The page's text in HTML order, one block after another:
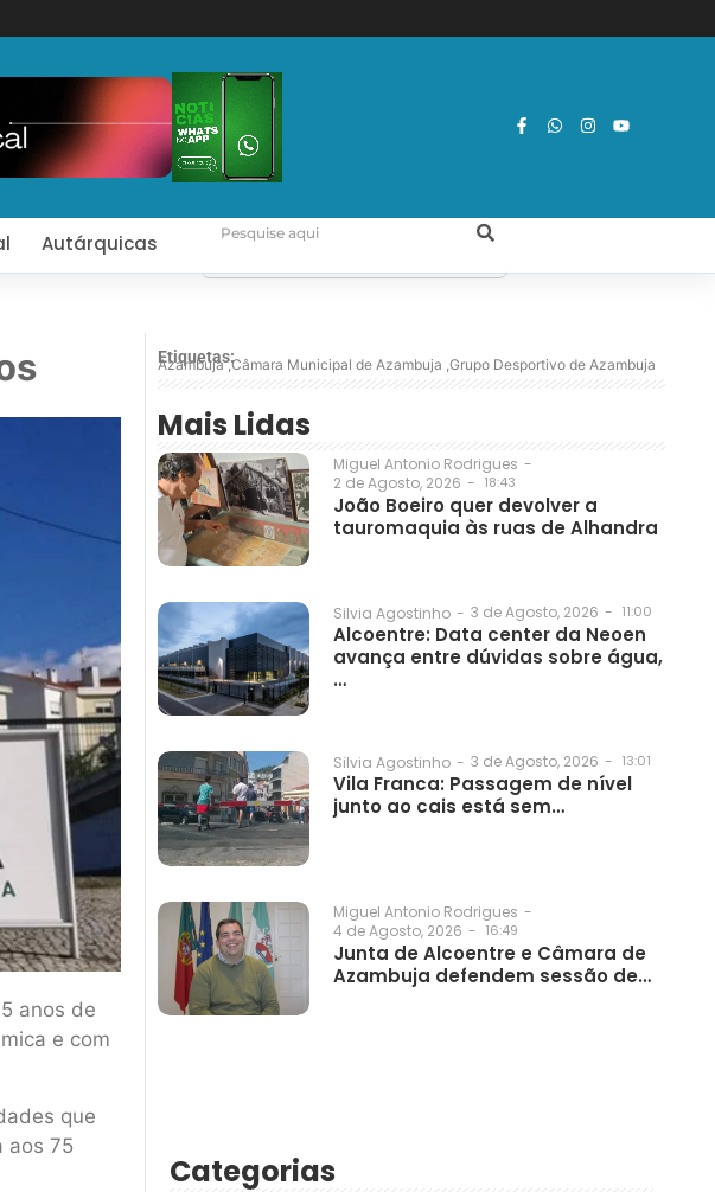
Autárquicas
anos de
e com
que
aos 75
Etiquetas:
Azambuja,Câmara Municipal de Azambuja ,Grupo Desportivo de Azambuja
Mais Lidas
Miguel Antonio Rodrigues -
2 de Agosto, 2026 - 18:43
João Boeiro quer devolver a
tauromaquia às ruas de Alhandra
Silvia Agostinho - 3 de Agosto, 2026 - 11:00
Alcoentre: Data center da Neoen
avança entre dúvidas sobre água,
…
Silvia Agostinho - 3 de Agosto, 2026 - 13:01
Vila Franca: Passagem de nível
junto ao cais está sem…
Miguel Antonio Rodrigues -
4 de Agosto, 2026 - 16:49
Junta de Alcoentre e Câmara de
Azambuja defendem sessão de…
Categorias